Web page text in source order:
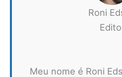
Roni
Meu nome é Roni